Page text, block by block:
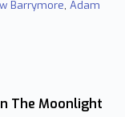
Barrymore, Adam
The Moonlight